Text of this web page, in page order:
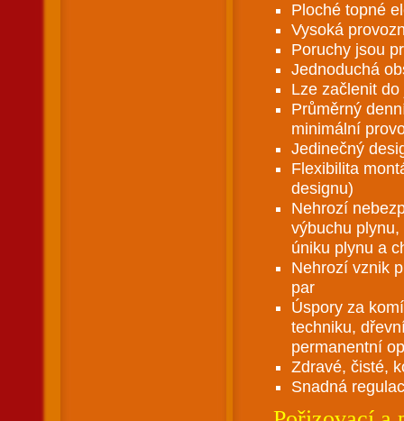
Ploché topné
Vysoká
Poruchy jsou
Jednoduchá
Lze začlenit
Průměrný
minimální
Jedinečný
Flexibilita
designu)
Nehrozí
výbuchu plynu,
úniku plynu a
Nehrozí vznik
par
Úspory za
techniku,
permanentní
Zdravé, čisté,
Snadná